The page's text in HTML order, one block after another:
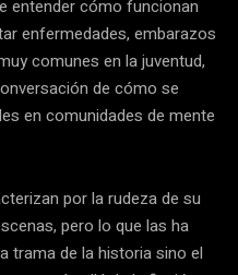
entender cómo funcionan
enfermedades, embarazos
comunes en la juventud,
de cómo se
en comunidades de mente
por la rudeza de su
pero lo que las ha
trama de la historia sino el